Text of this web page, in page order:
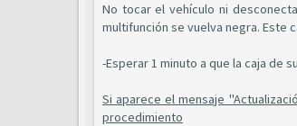
No tocar el vehículo ni
multifunción se vuelva negra. Este
-Esperar 1 minuto a que la caja de
Si aparece el mensaje
procedimiento